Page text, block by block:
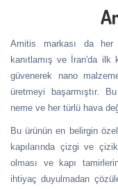
Amitis markası da her
kanıtlamış ve İran'da ilk
güvenerek nano
üretmeyi başarmıştır.
neme ve her türlü hava
Bu ürünün en belirgin
kapılarında çizgi ve
olması ve kapı
ihtiyaç duyulmadan